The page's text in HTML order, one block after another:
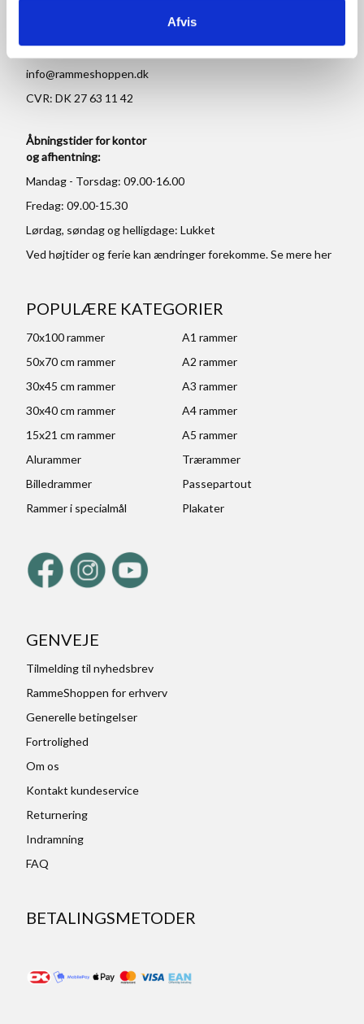
Afvis
Tlf: +45 77 34 11 00
info@rammeshoppen.dk
CVR: DK 27 63 11 42
Åbningstider for kontor
og afhentning:
Mandag - Torsdag: 09.00-16.00
Fredag: 09.00-15.30
Lørdag, søndag og helligdage: Lukket
Ved højtider og ferie kan ændringer forekomme. Se mereher
POPULÆRE KATEGORIER
70x100 rammer
A1 rammer
50x70 cm rammer
A2 rammer
30x45 cm rammer
A3 rammer
30x40 cm rammer
A4 rammer
15x21 cm rammer
A5 rammer
Alurammer
Trærammer
Billedrammer
Passepartout
Rammer i specialmål
Plakater
GENVEJE
Tilmelding til nyhedsbrev
RammeShoppen for erhverv
Generelle betingelser
Fortrolighed
Om os
Kontakt kundeservice
Returnering
Indramning
FAQ
BETALINGSMETODER